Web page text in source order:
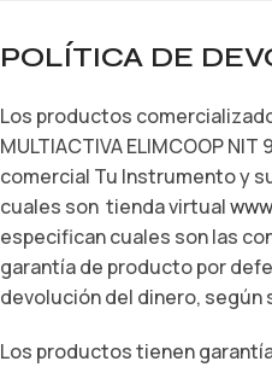
POLÍTICA DE
Los productos
MULTIACTIVA ELIMCOOP
comercial Tu Instrumento y
cuales son tienda virtual
especifican cuales son las
garantía de producto por
devolución del dinero, según
Los productos tienen